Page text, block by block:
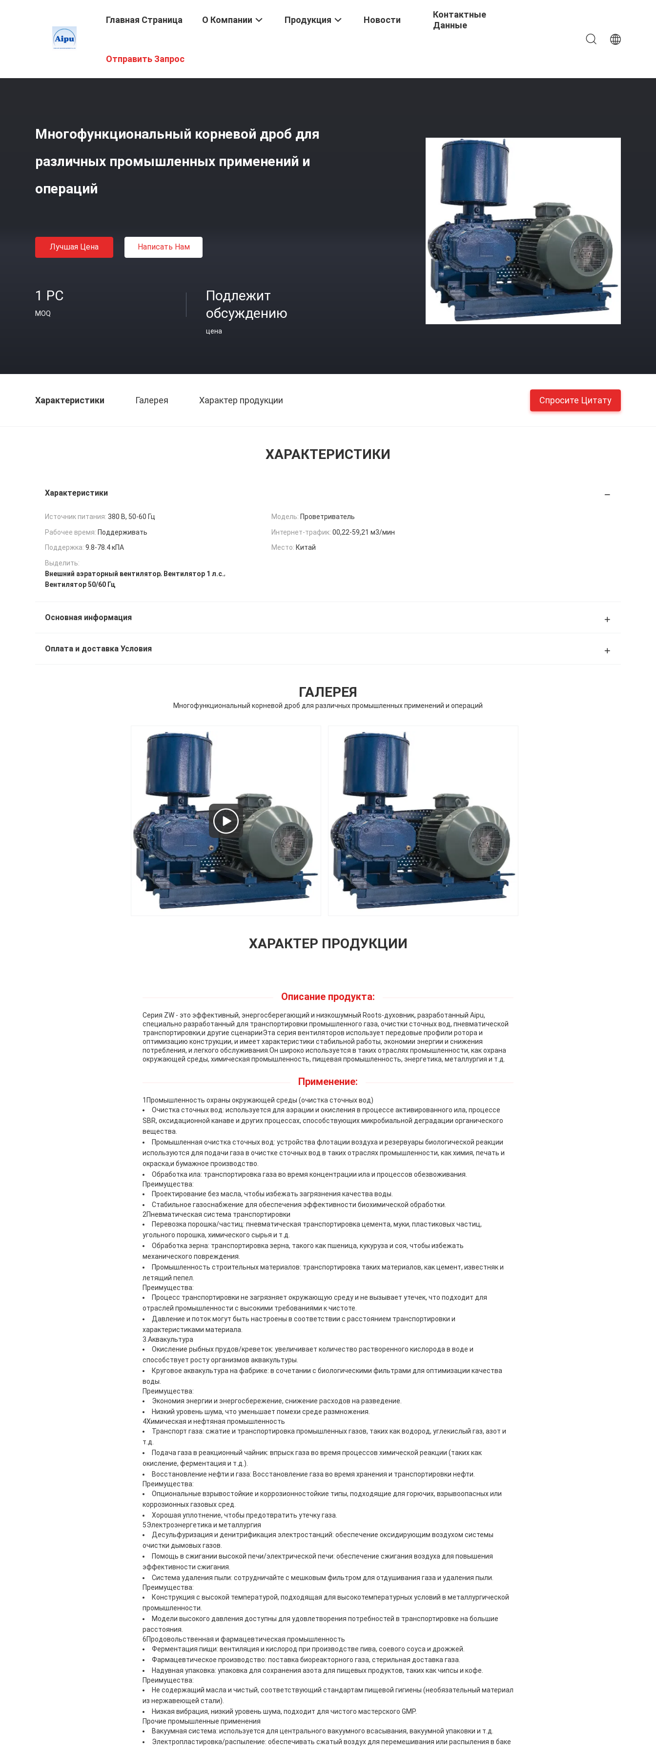
Главная Страница О Компании Продукция Новости
Контактные
Данные
Отправить Запрос
Многофункциональный корневой дроб для
различных промышленных применений и
операций
Лучшая Цена Написать Нам
1 PC
MOQ
Подлежит
обсуждению
цена
Характеристики Галерея Характер продукции Спросите Цитату
ХАРАКТЕРИСТИКИ
Характеристики
Источник питания: 380 В, 50-60 Гц Модель: Проветриватель
Рабочее время: Поддерживать Интернет-трафик: 00,22-59,21 м3/мин
Поддержка: 9.8-78.4 кПА Место: Китай
Выделить:
Внешний аэраторный вентилятор, Вентилятор 1 л.с.,
Вентилятор 50/60 Гц
Основная информация
Оплата и доставка Условия
ГАЛЕРЕЯ
Многофункциональный корневой дроб для различных промышленных применений и операций
ХАРАКТЕР ПРОДУКЦИИ
Описание продукта:
Серия ZW - это эффективный, энергосберегающий и низкошумный Roots-духовник, разработанный Aipu,
специально разработанный для транспортировки промышленного газа, очистки сточных вод, пневматической
транспортировки,и другие сценарииЭта серия вентиляторов использует передовые профили ротора и
оптимизацию конструкции, и имеет характеристики стабильной работы, экономии энергии и снижения
потребления, и легкого обслуживания.Он широко используется в таких отраслях промышленности, как охрана
окружающей среды, химическая промышленность, пищевая промышленность, энергетика, металлургия и т.д.
Применение:
1Промышленность охраны окружающей среды (очистка сточных вод)
Очистка сточных вод: используется для аэрации и окисления в процессе активированного ила, процессе
SBR, оксидационной канаве и других процессах, способствующих микробиальной деградации органического
вещества.
Промышленная очистка сточных вод: устройства флотации воздуха и резервуары биологической реакции
используются для подачи газа в очистке сточных вод в таких отраслях промышленности, как химия, печать и
окраска,и бумажное производство.
Обработка ила: транспортировка газа во время концентрации ила и процессов обезвоживания.
Преимущества:
Проектирование без масла, чтобы избежать загрязнения качества воды.
Стабильное газоснабжение для обеспечения эффективности биохимической обработки.
2Пневматическая система транспортировки
Перевозка порошка/частиц: пневматическая транспортировка цемента, муки, пластиковых частиц,
угольного порошка, химического сырья и т.д.
Обработка зерна: транспортировка зерна, такого как пшеница, кукуруза и соя, чтобы избежать
механического повреждения.
Промышленность строительных материалов: транспортировка таких материалов, как цемент, известняк и
летящий пепел.
Преимущества:
Процесс транспортировки не загрязняет окружающую среду и не вызывает утечек, что подходит для
отраслей промышленности с высокими требованиями к чистоте.
Давление и поток могут быть настроены в соответствии с расстоянием транспортировки и
характеристиками материала.
3.Аквакультура
Окисление рыбных прудов/креветок: увеличивает количество растворенного кислорода в воде и
способствует росту организмов аквакультуры.
Круговое аквакультура на фабрике: в сочетании с биологическими фильтрами для оптимизации качества
воды.
Преимущества:
Экономия энергии и энергосбережение, снижение расходов на разведение.
Низкий уровень шума, что уменьшает помехи среде размножения.
4Химическая и нефтяная промышленность
Транспорт газа: сжатие и транспортировка промышленных газов, таких как водород, углекислый газ, азот и
т.д.
Подача газа в реакционный чайник: впрыск газа во время процессов химической реакции (таких как
окисление, ферментация и т.д.).
Восстановление нефти и газа: Восстановление газа во время хранения и транспортировки нефти.
Преимущества:
Опциональные взрывостойкие и коррозионностойкие типы, подходящие для горючих, взрывоопасных или
коррозионных газовых сред.
Хорошая уплотнение, чтобы предотвратить утечку газа.
5Электроэнергетика и металлургия
Десульфуризация и денитрификация электростанций: обеспечение оксидирующим воздухом системы
очистки дымовых газов.
Помощь в сжигании высокой печи/электрической печи: обеспечение сжигания воздуха для повышения
эффективности сжигания.
Система удаления пыли: сотрудничайте с мешковым фильтром для отдушивания газа и удаления пыли.
Преимущества:
Конструкция с высокой температурой, подходящая для высокотемпературных условий в металлургической
промышленности.
Модели высокого давления доступны для удовлетворения потребностей в транспортировке на большие
расстояния.
6Продовольственная и фармацевтическая промышленность
Ферментация пищи: вентиляция и кислород при производстве пива, соевого соуса и дрожжей.
Фармацевтическое производство: поставка биореакторного газа, стерильная доставка газа.
Надувная упаковка: упаковка для сохранения азота для пищевых продуктов, таких как чипсы и кофе.
Преимущества:
Не содержащий масла и чистый, соответствующий стандартам пищевой гигиены (необязательный материал
из нержавеющей стали).
Низкая вибрация, низкий уровень шума, подходит для чистого мастерского GMP.
Прочие промышленные применения
Вакуумная система: используется для центрального вакуумного всасывания, вакуумной упаковки и т.д.
Электропластировка/распыление: обеспечивать сжатый воздух для перемешивания или распыления в баке